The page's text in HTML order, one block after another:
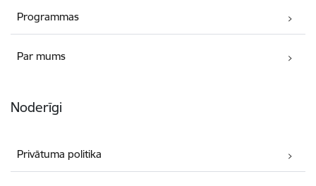
Programmas
Par mums
Noderīgi
Privātuma politika